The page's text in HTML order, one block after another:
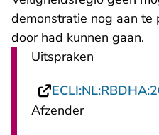
demonstratie nog aan te
door had kunnen gaan.
Uitspraken
Afzender